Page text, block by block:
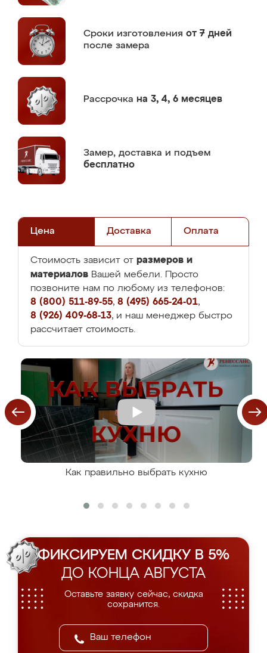
Сроки изготовления от 7 дней
после замера
Рассрочка на 3, 4, 6 месяцев
Замер, доставка и подъем
бесплатно
Цена Доставка Оплата
Стоимость зависит от размеров и
материалов Вашей мебели. Просто
позвоните нам по любому из телефонов:
8 (800) 511-89-55, 8 (495) 665-24-01,
8 (926) 409-68-13, и наш менеджер быстро
рассчитает стоимость.
Как правильно выбрать кухню
ФИКСИРУЕМ СКИДКУ В 5%
ДО КОНЦА АВГУСТА
Оставьте заявку сейчас, скидка
сохранится.